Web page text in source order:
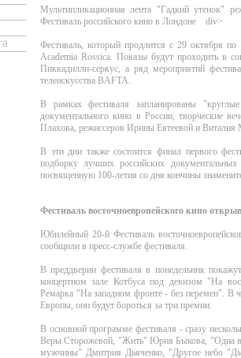
Мультипликационная лента "Гадкий утенок"
Фестиваль российского кино в Лондоне div>
Фестиваль, который продлится с 29 октября по
Academia Rossica. Показы будут проходить в
Пиккадилли-серкус, а ряд мероприятий
телеискусства BAFTA.
В рамках фестиваля запланированы
документального кино в России, творческие
Плахова, режиссеров Ирины Евтеевой и Виталия
В эти дни также состоится финал первого
подборку лучших российских
посвященную 100-летия со дня кончины
Фестиваль восточноевропейского кино
Юбилейный 20-й Фестиваль
сообщили в пресс-службе фестиваля.
В преддверии фестиваля в понедельник
концертном зале Котбуса под девизом "На
Ремарка "На западном фронте - без перемен". В
Европы, они будут бороться за три премии.
В основной программе фестиваля - сразу
Веры Сторожевой, "Жить" Юрия Быкова, "Одна
мужчины" Дмитрия Дьяченко, "Другое небо